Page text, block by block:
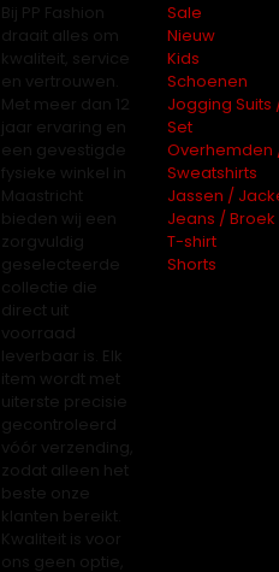
Bij PP Fashion
draait alles om
kwaliteit, service
en vertrouwen.
Met meer dan 12
jaar ervaring en
een gevestigde
fysieke winkel in
Maastricht
bieden wij een
zorgvuldig
geselecteerde
collectie die
direct uit
voorraad
leverbaar is. Elk
item wordt met
uiterste precisie
gecontroleerd
vóór verzending,
zodat alleen het
beste onze
klanten bereikt.
Kwaliteit is voor
ons geen optie,
Sale
Nieuw
Kids
Schoenen
Jogging Suits
Set
Overhemden
Sweatshirts
Jassen /
Jeans / Broek
T-shirt
Shorts